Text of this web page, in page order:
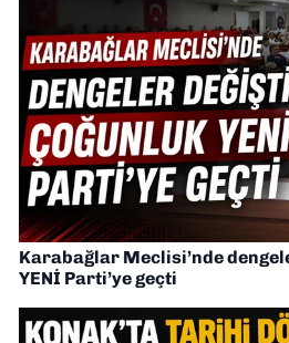
Karabağlar Meclisi’nde
YENİ Parti’ye geçti